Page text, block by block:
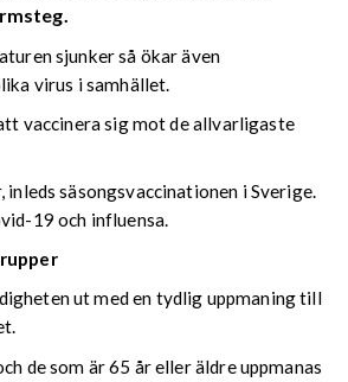
sjunker så ökar även
virus i samhället.
vaccinera sig mot de allvarligaste
inleds säsongsvaccinationen i Sverige.
19 och influensa.
ut med en tydlig uppmaning till
de som är 65 år eller äldre uppmanas